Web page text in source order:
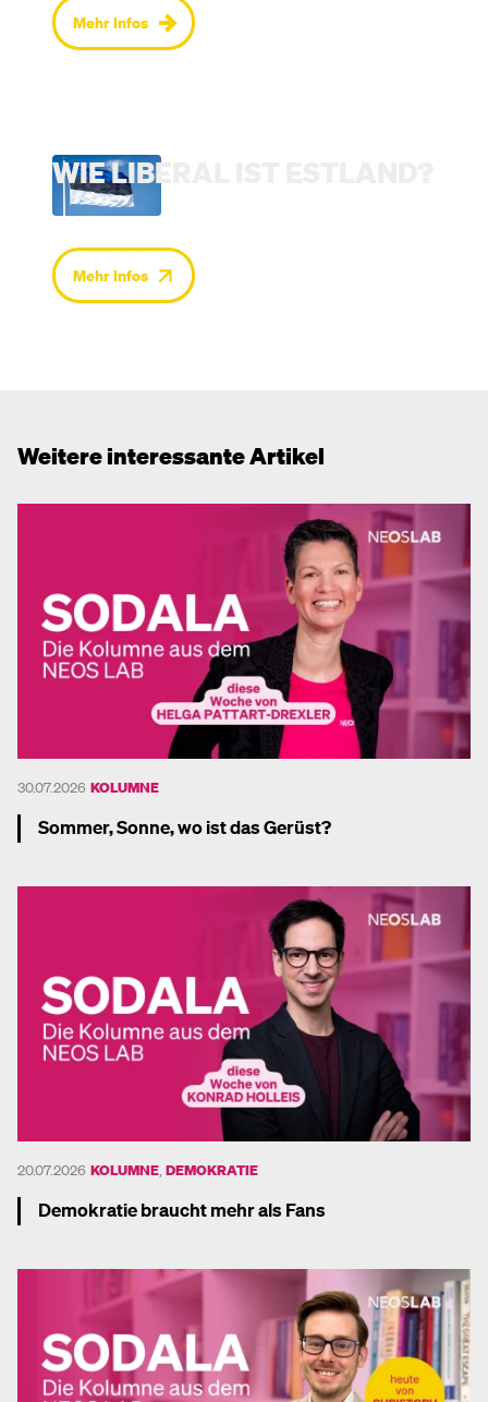
Mehr Infos
WIE LIBERAL IST ESTLAND?
Mehr Infos
Weitere interessante Artikel
30.07.2026 KOLUMNE
Sommer, Sonne, wo ist das Gerüst?
20.07.2026 KOLUMNE DEMOKRATIE
Demokratie braucht mehr als Fans